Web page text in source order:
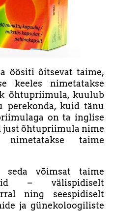
öösiti õitsevat taime,
keeles nimetatakse
õhtupriimula, kuulub
perekonda, kuid tänu
on ta inglise
just õhtupriimula nime
taime
seda võimsat taime
– välispidiselt
ning seespidiselt
ja günekoloogiliste